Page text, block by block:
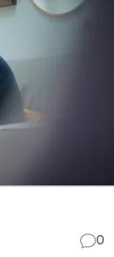
0